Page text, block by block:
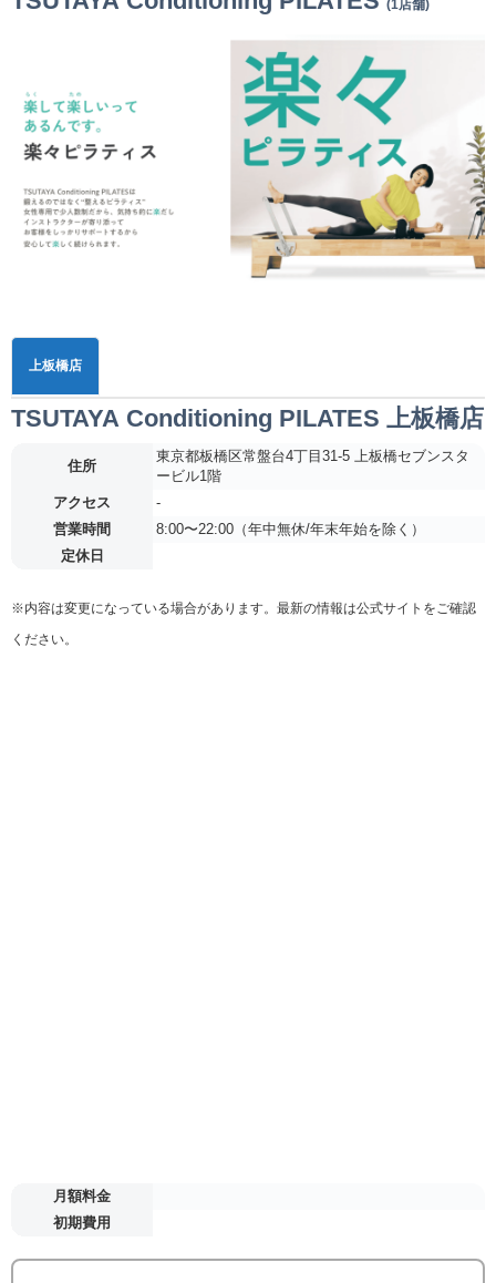
(1店舗)
上板橋店
TSUTAYA Conditioning PILATES 上板橋店
住所
東京都板橋区常盤台4丁目31-5 上板橋セブンスタ
ービル1階
アクセス
-
営業時間
8:00〜22:00（年中無休/年末年始を除く）
定休日
※内容は変更になっている場合があります。最新の情報は公式サイトをご確認
ください。
月額料金
初期費用